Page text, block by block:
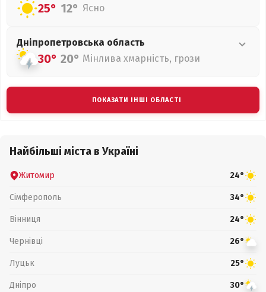
25° 12° Ясно
Дніпропетровська область
30° 20° Мінлива хмарність, грози
ПОКАЗАТИ ІНШІ ОБЛАСТІ
Найбільші міста в Україні
Житомир 24°
Сімферополь 34°
Вінниця 24°
Чернівці 26°
Луцьк 25°
Дніпро 30°